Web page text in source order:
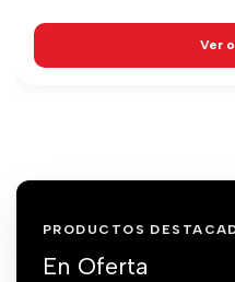
Ver
PRODUCTOS
En Oferta